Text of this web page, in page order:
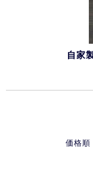
自家
価格順